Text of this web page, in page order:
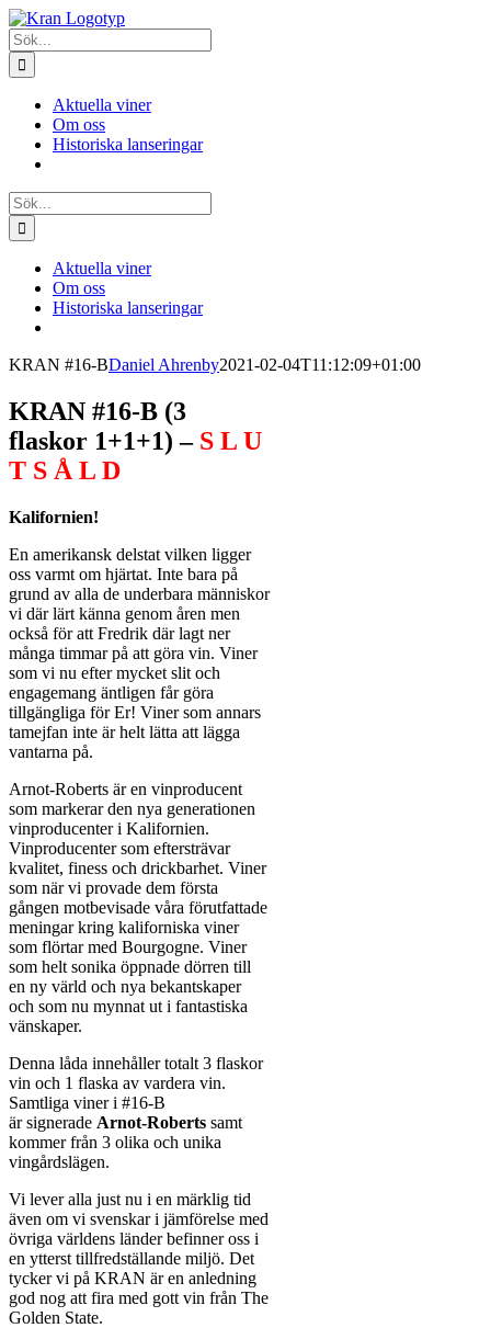
Fortsätt
till
innehållet
Sök
efter:
Aktuella viner
Om oss
Historiska lanseringar
Sök
efter:
Aktuella viner
Om oss
Historiska lanseringar
KRAN #16-BDaniel Ahrenby2021-02-04T11:12:09+01:00
KRAN #16-B (3
flaskor 1+1+1) – S L U
T S Å L D
Kalifornien!
En amerikansk delstat vilken ligger
oss varmt om hjärtat. Inte bara på
grund av alla de underbara människor
vi där lärt känna genom åren men
också för att Fredrik där lagt ner
många timmar på att göra vin. Viner
som vi nu efter mycket slit och
engagemang äntligen får göra
tillgängliga för Er! Viner som annars
tamejfan inte är helt lätta att lägga
vantarna på.
Arnot-Roberts är en vinproducent
som markerar den nya generationen
vinproducenter i Kalifornien.
Vinproducenter som eftersträvar
kvalitet, finess och drickbarhet. Viner
som när vi provade dem första
gången motbevisade våra förutfattade
meningar kring kaliforniska viner
som flörtar med Bourgogne. Viner
som helt sonika öppnade dörren till
en ny värld och nya bekantskaper
och som nu mynnat ut i fantastiska
vänskaper.
Denna låda innehåller totalt 3 flaskor
vin och 1 flaska av vardera vin.
Samtliga viner i #16-B
är signerade Arnot-Roberts samt
kommer från 3 olika och unika
vingårdslägen.
Vi lever alla just nu i en märklig tid
även om vi svenskar i jämförelse med
övriga världens länder befinner oss i
en ytterst tillfredställande miljö. Det
tycker vi på KRAN är en anledning
god nog att fira med gott vin från The
Golden State.